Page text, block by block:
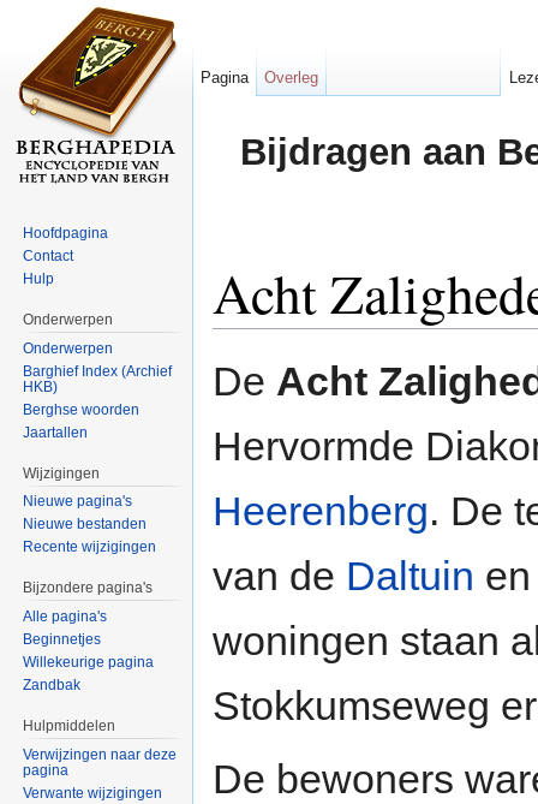
Bijdragen aan
Acht
De Acht
Hervormde
Heerenberg. De
van de Daltuin
woningen staan
Stokkumseweg
De bewoners
Pagina Overleg
Hoofdpagina
Contact
Hulp
Onderwerpen
Onderwerpen
Barghief Index (Archief
HKB)
Berghse woorden
Jaartallen
Wijzigingen
Nieuwe pagina's
Nieuwe bestanden
Recente wijzigingen
Bijzondere pagina's
Alle pagina's
Beginnetjes
Willekeurige pagina
Zandbak
Hulpmiddelen
Verwijzingen naar deze
pagina
Verwante wijzigingen